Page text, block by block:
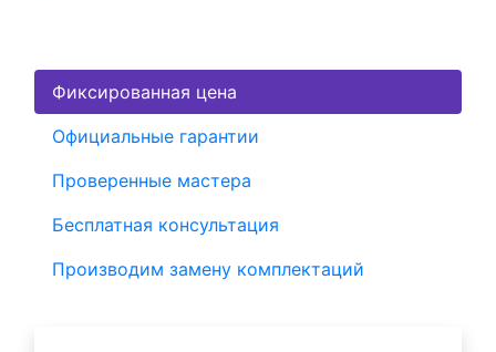
Фиксированная цена
Официальные гарантии
Проверенные мастера
Бесплатная консультация
Производим замену комплектаций